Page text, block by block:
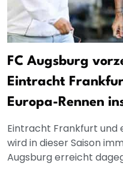
FC Augsburg
Eintracht
Europa-Rennen
Eintracht Frankfurt und
wird in dieser Saison
Augsburg erreicht